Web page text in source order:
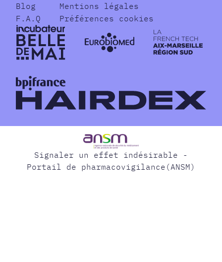
Blog
F.A.Q
Mentions légales
Préférences cookies
Signaler un effet indésirable -
Portail de pharmacovigilance(ANSM)